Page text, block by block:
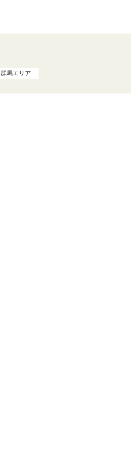
群馬エリア